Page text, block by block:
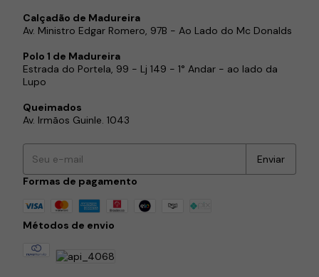
Calçadão de Madureira
Av. Ministro Edgar Romero, 97B - Ao Lado do Mc Donalds
Polo 1 de Madureira
Estrada do Portela, 99 - Lj 149 - 1° Andar - ao lado da
Lupo
Queimados
Av. Irmãos Guinle. 1043
Formas de pagamento
Métodos de envio